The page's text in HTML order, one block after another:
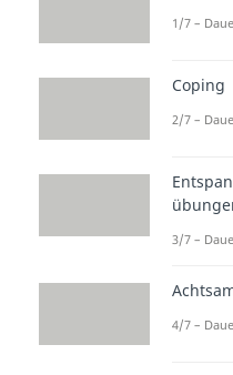
Was
1/7 –
Coping
2/7 –
3/7 –
4/7 –